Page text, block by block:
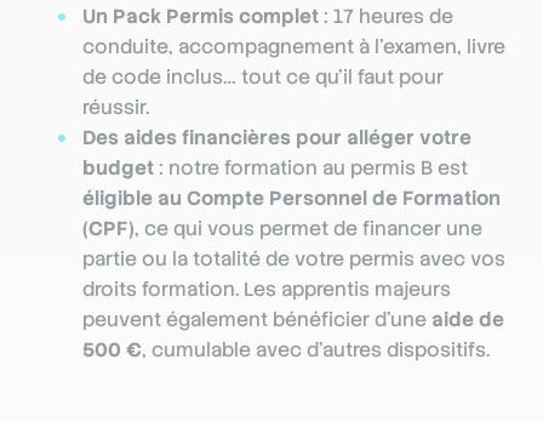
Un Pack Permis complet : 17 heures de
conduite, accompagnement à l’examen, livre
de code inclus… tout ce qu’il faut pour
réussir.
Des aides financières pour alléger votre
budget : notre formation au permis B est
éligible au Compte Personnel de Formation
(CPF), ce qui vous permet de financer une
partie ou la totalité de votre permis avec vos
droits formation. Les apprentis majeurs
peuvent également bénéficier d’une aide de
500 €, cumulable avec d’autres dispositifs.